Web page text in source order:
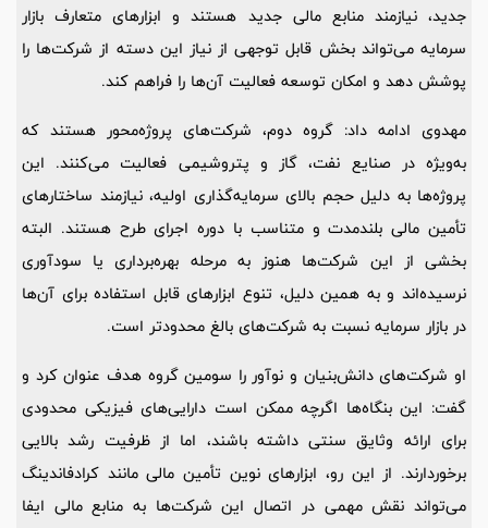
جدید، نیازمند منابع مالی جدید هستند و ابزارهای متعارف بازار
سرمایه می‌تواند بخش قابل توجهی از نیاز این دسته از شرکت‌ها را
پوشش دهد و امکان توسعه فعالیت آن‌ها را فراهم کند.
مهدوی ادامه داد: گروه دوم، شرکت‌های پروژه‌محور هستند که
به‌ویژه در صنایع نفت، گاز و پتروشیمی فعالیت می‌کنند. این
پروژه‌ها به دلیل حجم بالای سرمایه‌گذاری اولیه، نیازمند ساختارهای
تأمین مالی بلندمدت و متناسب با دوره اجرای طرح هستند. البته
بخشی از این شرکت‌ها هنوز به مرحله بهره‌برداری یا سودآوری
نرسیده‌اند و به همین دلیل، تنوع ابزارهای قابل استفاده برای آن‌ها
در بازار سرمایه نسبت به شرکت‌های بالغ محدودتر است.
او شرکت‌های دانش‌بنیان و نوآور را سومین گروه هدف عنوان کرد و
گفت: این بنگاه‌ها اگرچه ممکن است دارایی‌های فیزیکی محدودی
برای ارائه وثایق سنتی داشته باشند، اما از ظرفیت رشد بالایی
برخوردارند. از این رو، ابزارهای نوین تأمین مالی مانند کرادفاندینگ
می‌تواند نقش مهمی در اتصال این شرکت‌ها به منابع مالی ایفا